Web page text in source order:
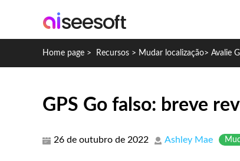
Home page > Recursos > Mudar localização> Avalie
GPS Go falso: breve
26 de outubro de 2022 Ashley Mae